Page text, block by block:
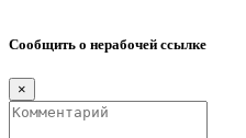
Сообщить о нерабочей ссылке
×